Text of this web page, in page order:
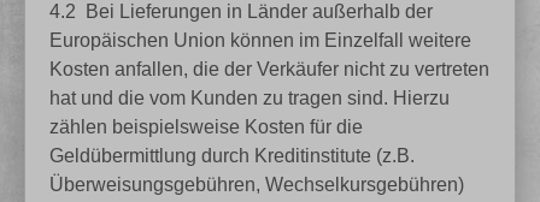
4.2
Bei Lieferungen in Länder außerhalb der
Europäischen Union können im Einzelfall weitere
Kosten anfallen, die der Verkäufer nicht zu vertreten
hat und die vom Kunden zu tragen sind. Hierzu
zählen beispielsweise Kosten für die
Geldübermittlung durch Kreditinstitute (z.B.
Überweisungsgebühren, Wechselkursgebühren)